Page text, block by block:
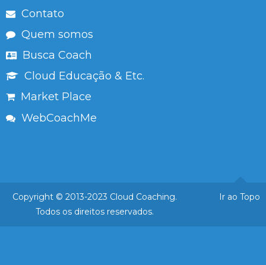
Contato
Quem somos
Busca Coach
Cloud Educação & Etc.
Market Place
WebCoachMe
Ir ao Topo
Copyright © 2013-2023 Cloud Coaching.
Todos os direitos reservados.